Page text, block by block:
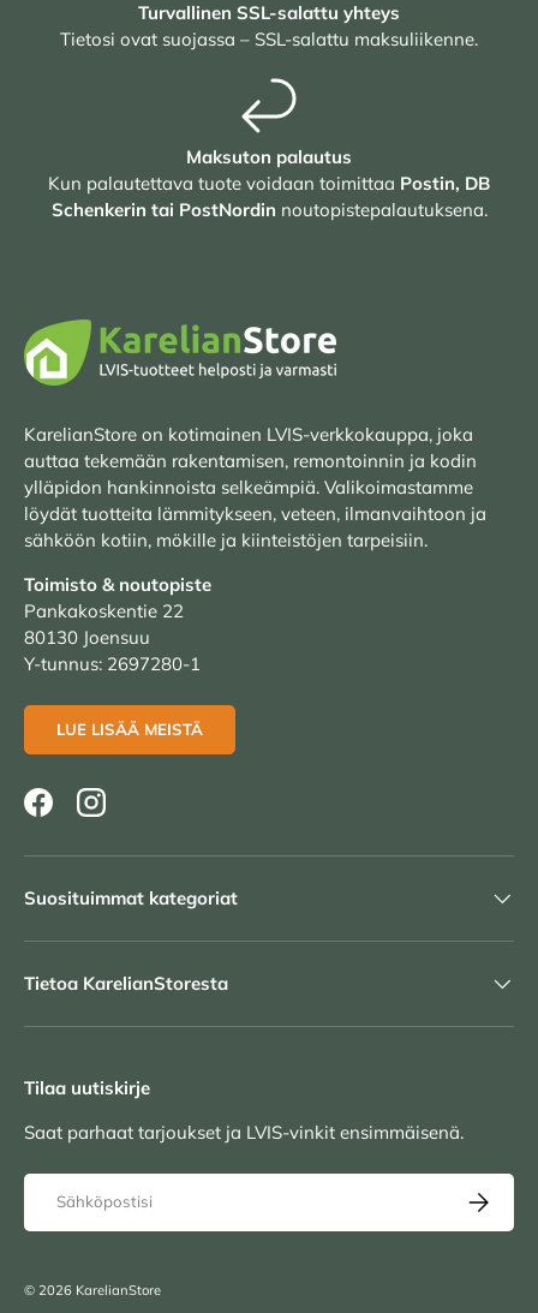
Turvallinen SSL-salattu yhteys
Tietosi ovat suojassa – SSL-salattu maksuliikenne.
Maksuton palautus
Kun palautettava tuote voidaan toimittaa Postin, DB
Schenkerin tai PostNordin noutopistepalautuksena.
KarelianStore on kotimainen LVIS-verkkokauppa, joka
auttaa tekemään rakentamisen, remontoinnin ja kodin
ylläpidon hankinnoista selkeämpiä. Valikoimastamme
löydät tuotteita lämmitykseen, veteen, ilmanvaihtoon ja
sähköön kotiin, mökille ja kiinteistöjen tarpeisiin.
Toimisto & noutopiste
Pankakoskentie 22
80130 Joensuu
Y-tunnus: 2697280-1
LUE LISÄÄ MEISTÄ
FacebookInstagram
Suosituimmat kategoriat
Tietoa KarelianStoresta
Tilaa uutiskirje
Saat parhaat tarjoukset ja LVIS-vinkit ensimmäisenä.
Sähköposti
TILAA
© 2026 KarelianStore